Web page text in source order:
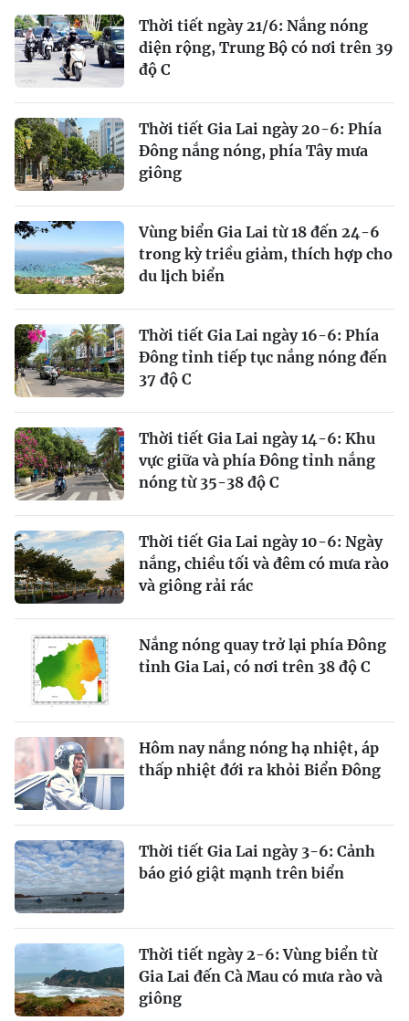
Thời tiết ngày 21/6: Nắng nóng
diện rộng, Trung Bộ có nơi trên 39
độ C
Thời tiết Gia Lai ngày 20-6: Phía
Đông nắng nóng, phía Tây mưa
giông
Vùng biển Gia Lai từ 18 đến 24-6
trong kỳ triều giảm, thích hợp cho
du lịch biển
Thời tiết Gia Lai ngày 16-6: Phía
Đông tỉnh tiếp tục nắng nóng đến
37 độ C
Thời tiết Gia Lai ngày 14-6: Khu
vực giữa và phía Đông tỉnh nắng
nóng từ 35-38 độ C
Thời tiết Gia Lai ngày 10-6: Ngày
nắng, chiều tối và đêm có mưa rào
và giông rải rác
Nắng nóng quay trở lại phía Đông
tỉnh Gia Lai, có nơi trên 38 độ C
Hôm nay nắng nóng hạ nhiệt, áp
thấp nhiệt đới ra khỏi Biển Đông
Thời tiết Gia Lai ngày 3-6: Cảnh
báo gió giật mạnh trên biển
Thời tiết ngày 2-6: Vùng biển từ
Gia Lai đến Cà Mau có mưa rào và
giông